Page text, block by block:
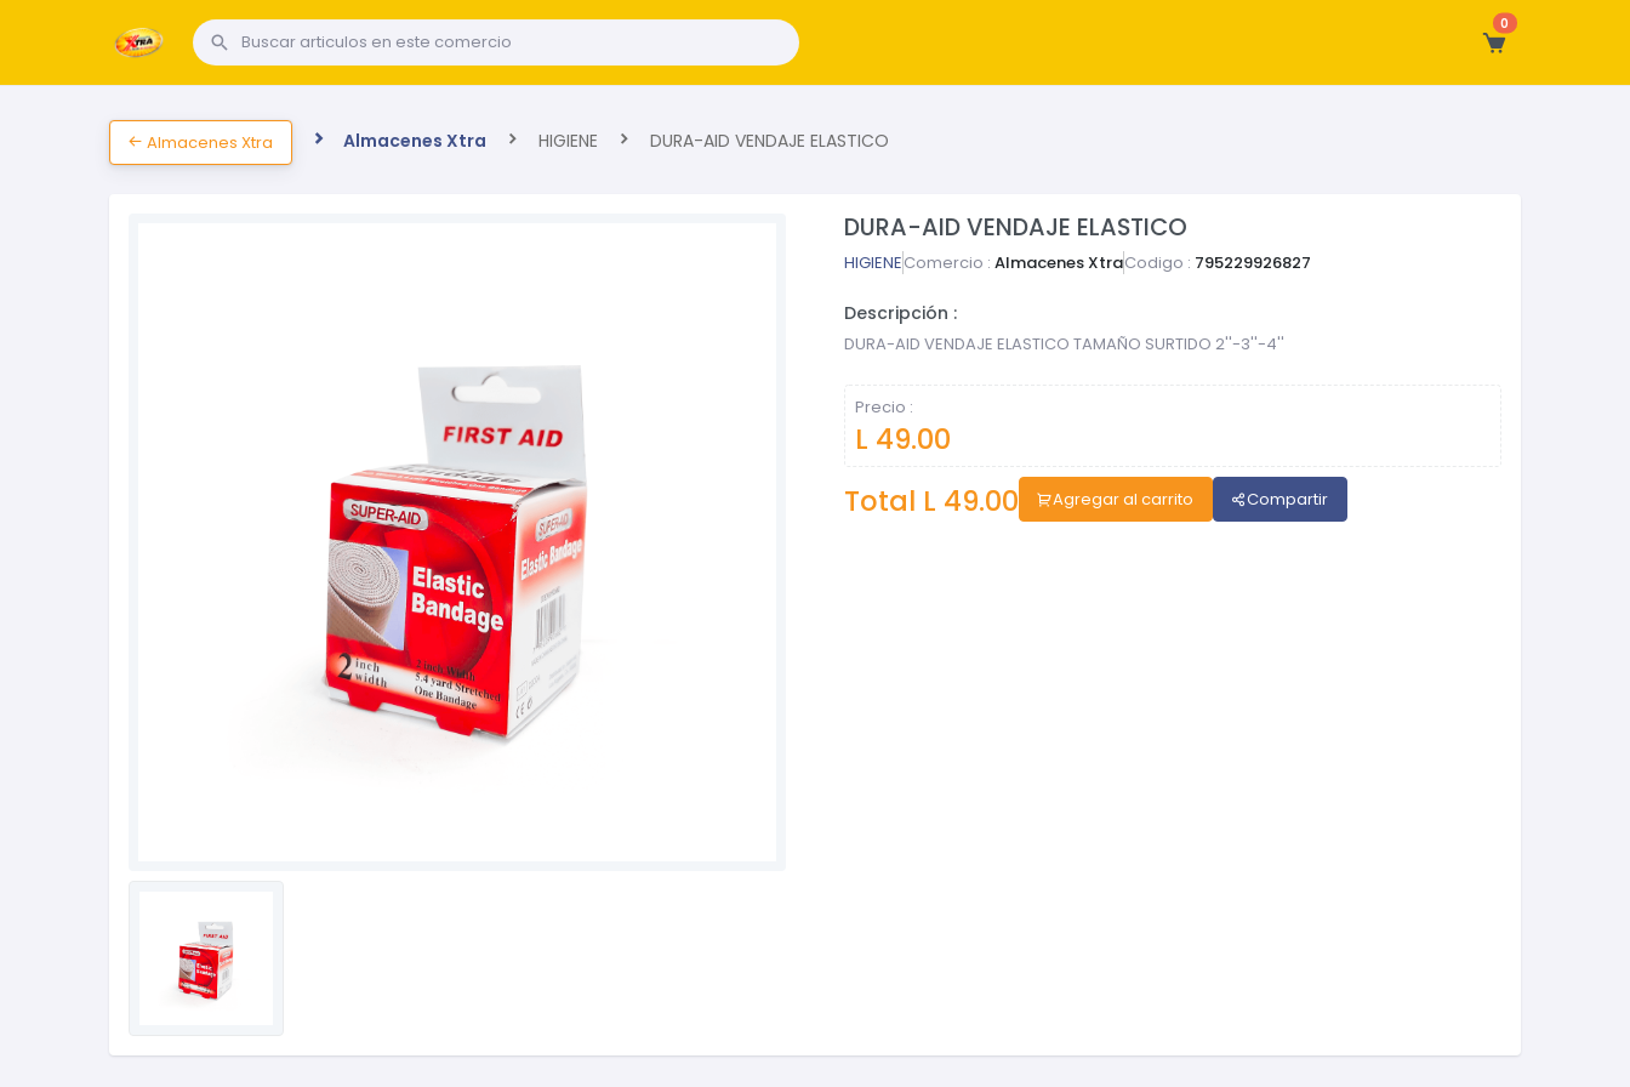
0
Almacenes Xtra Almacenes Xtra HIGIENE DURA-AID VENDAJE ELASTICO
DURA-AID VENDAJE ELASTICO
HIGIENEComercio : Almacenes XtraCodigo : 795229926827
Descripción :
DURA-AID VENDAJE ELASTICO TAMAÑO SURTIDO 2''-3''-4''
Precio :
L 49.00
Total L 49.00 Agregar al carrito Compartir